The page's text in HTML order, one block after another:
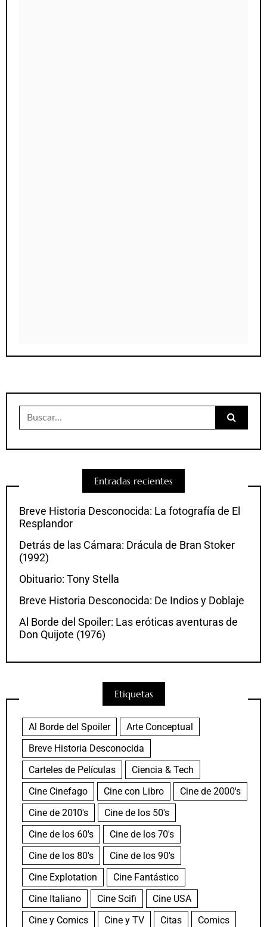
Buscar:
Entradas recientes
Breve Historia Desconocida: La fotografía de El
Resplandor
Detrás de las Cámara: Drácula de Bran Stoker
(1992)
Obituario: Tony Stella
Breve Historia Desconocida: De Indios y Doblaje
Al Borde del Spoiler: Las eróticas aventuras de
Don Quijote (1976)
Etiquetas
Al Borde del Spoiler
Arte Conceptual
Breve Historia Desconocida
Carteles de Películas
Ciencia & Tech
Cine Cinefago
Cine con Libro
Cine de 2000's
Cine de 2010's
Cine de los 50's
Cine de los 60's
Cine de los 70's
Cine de los 80's
Cine de los 90's
Cine Explotation
Cine Fantástico
Cine Italiano
Cine Scifi
Cine USA
Cine y Comics
Cine y TV Citas
Comics